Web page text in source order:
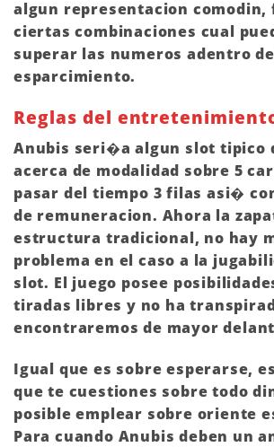
algun representacion comodin,
ciertas combinaciones cual
superar las numeros adentro
esparcimiento.
Reglas del
Anubis seri�a algun slot tipico
acerca de modalidad sobre 5
pasar del tiempo 3 filas asi�
de remuneracion. Ahora la
estructura tradicional, no hay
problema en el caso a la
slot. El juego posee
tiradas libres y no ha
encontraremos de mayor
Igual que es sobre esperarse,
que te cuestiones sobre todo
posible emplear sobre oriente
Para cuando Anubis deben un